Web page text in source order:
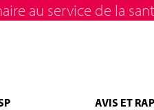
au service de la
AVIS ET